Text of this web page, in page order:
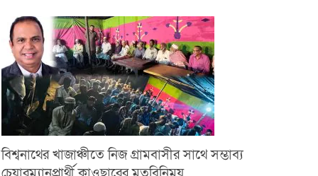
বিশ্বনাথের খাজাঞ্চীতে নিজ গ্রামবাসীর সাথে সম্ভাব্য